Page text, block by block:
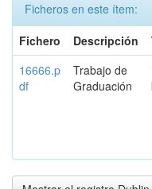
Ficheros en este ítem:
Fichero
Descripción
16666.p
df
Trabajo de
Graduación